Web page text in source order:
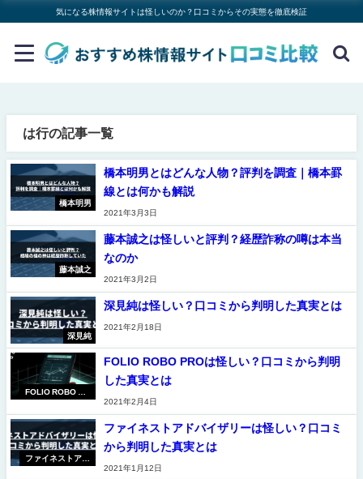
気になる株情報サイトは怪しいのか？口コミからその実態を徹底検証
は行の記事一覧
橋本明男
橋本明男とはどんな人物？評判を調査｜橋本罫
線とは何かも解説
2021年3月3日
藤本誠之
藤本誠之は怪しいと評判？経歴詐称の噂は本当
なのか
2021年3月2日
深見純
深見純は怪しい？口コミから判明した真実とは
2021年2月18日
FOLIO ROBO PR
FOLIO ROBO PROは怪しい？口コミから判明
した真実とは
2021年2月4日
ファイネストアド
ファイネストアドバイザリーは怪しい？口コミ
から判明した真実とは
2021年1月12日